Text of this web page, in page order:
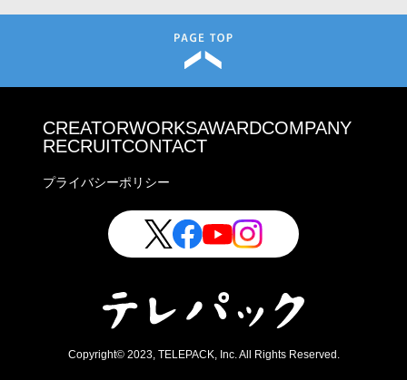
CREATORWORKSAWARDCOMPANY
RECRUITCONTACT
プライバシーポリシー
Copyright© 2023, TELEPACK, Inc. All Rights Reserved.